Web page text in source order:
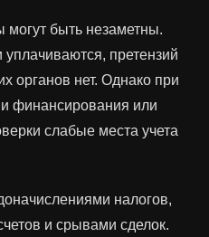
быть незаметны.
уплачиваются, претензий
органов нет. Однако при
финансирования или
слабые места учета
налогов,
и срывами сделок.